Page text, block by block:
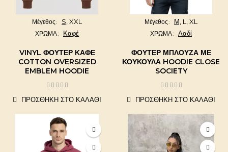
Μέγεθος S, XXL
ΧΡΩΜΑ Καφέ
VINYL ΦΟΥΤΕΡ ΚΑΦΕ
COTTON OVERSIZED
EMBLEM HOODIE
ΠΡΟΣΘΉΚΗ ΣΤΟ ΚΑΛΆΘΙ
Μέγεθος Μ, L, XL
ΧΡΩΜΑ Λαδί
ΦΟΎΤΕΡ ΜΠΛΟΎΖΑ ΜΕ
ΚΟΥΚΟΎΛΑ HOODIE CLOSE
SOCIETY
ΠΡΟΣΘΉΚΗ ΣΤΟ ΚΑΛΆΘΙ